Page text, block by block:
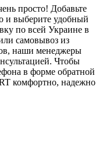
просто! Добавьте
и выберите удобный
по всей Украине в
самовывоз из
наши менеджеры
Чтобы
в форме обратной
комфортно, надежно